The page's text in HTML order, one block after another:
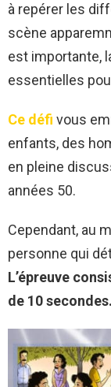
à repérer les
scène
est importante,
essentielles
Ce défi vous
enfants, des
en pleine
années 50.
Cependant, au
personne qui
L’épreuve
de 10 secondes.